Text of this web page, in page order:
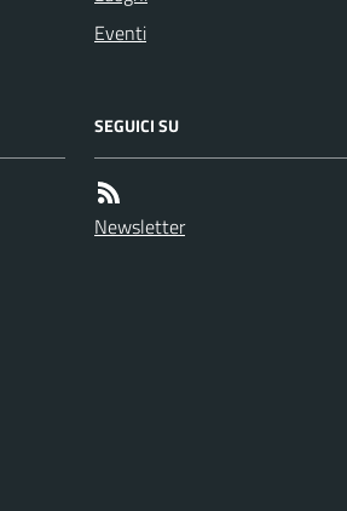
Eventi
SEGUICI SU
Newsletter